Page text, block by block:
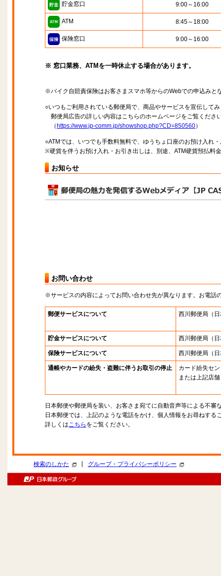
貯金窓口 9:00～16:00
ATM 8:45～18:00
保険窓口 9:00～16:00
※ 窓口業務、ATMを一時休止する場合があります。
※バイク自賠責保険はお客さまスマホ等からのWebでの申込みと
○いつもご利用されている郵便局で、商品やサービスを宣伝して
郵便局広告の詳しい内容はこちらのホームページをご覧くださ
（ https://www.jp-comm.jp/showshop.php?CD=850560）
○ATMでは、いつでも手数料無料で、ゆうちょ口座のお預け入れ
※硬貨を伴うお預け入れ・お引き出しは、別途、ATM硬貨預払料
お知らせ
お問い合わせ
※サービスの内容によってお問い合わせ先が異なります。お電話
郵便サービスについて 西川郵便局 （
貯金サービスについて 西川郵便局 （
保険サービスについて 西川郵便局 （
通帳やカードの紛失・盗難に伴うお取引の停止
カード紛失セ
または上記店舗
日本郵便や郵便局を装い、お客さま宛てに自動音声等による不審
日本郵便では、上記のような電話をかけ、個人情報をお尋ねする
詳しくはこちら をご覧ください。
検索のしかた グループ・プライバシーポリシー